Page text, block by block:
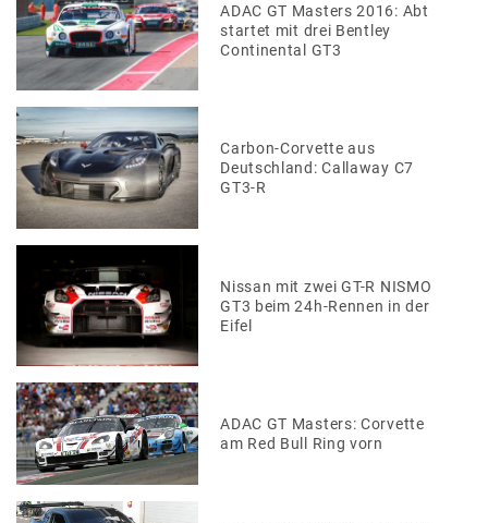
ADAC GT Masters 2016: Abt
startet mit drei Bentley
Continental GT3
Carbon-Corvette aus
Deutschland: Callaway C7
GT3-R
Nissan mit zwei GT-R NISMO
GT3 beim 24h-Rennen in der
Eifel
ADAC GT Masters: Corvette
am Red Bull Ring vorn